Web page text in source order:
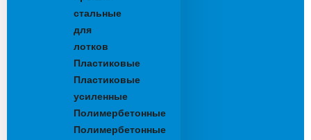
стальные
для
лотков
Пластиковые
Пластиковые
усиленные
Полимербетонные
Полимербетонные